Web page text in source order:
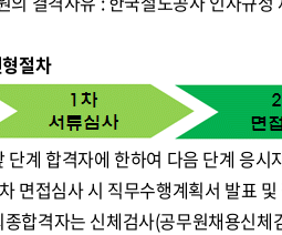
절차
단계 합격자에 한하여 다음 단계 응시
면접심사 시 직무수행계획서 발표
종합격자는 신체검사(공무원채용신체